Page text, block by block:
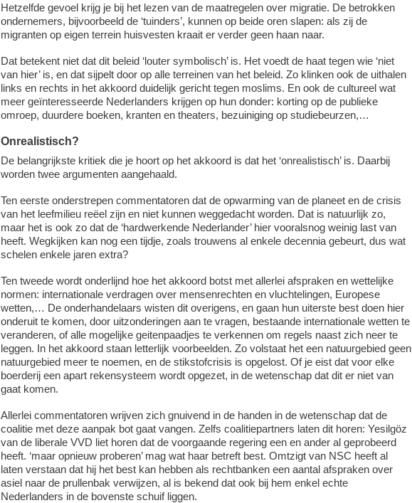
Hetzelfde gevoel krijg je bij het lezen van de maatregelen over migratie. De betrokken
ondernemers, bijvoorbeeld de ‘tuinders’, kunnen op beide oren slapen: als zij de
migranten op eigen terrein huisvesten kraait er verder geen haan naar.
Dat betekent niet dat dit beleid ‘louter symbolisch’ is. Het voedt de haat tegen wie ‘niet
van hier’ is, en dat sijpelt door op alle terreinen van het beleid. Zo klinken ook de uithalen
links en rechts in het akkoord duidelijk gericht tegen moslims. En ook de cultureel wat
meer geïnteresseerde Nederlanders krijgen op hun donder: korting op de publieke
omroep, duurdere boeken, kranten en theaters, bezuiniging op studiebeurzen,…
Onrealistisch?
De belangrijkste kritiek die je hoort op het akkoord is dat het ‘onrealistisch’ is. Daarbij
worden twee argumenten aangehaald.
Ten eerste onderstrepen commentatoren dat de opwarming van de planeet en de crisis
van het leefmilieu reëel zijn en niet kunnen weggedacht worden. Dat is natuurlijk zo,
maar het is ook zo dat de ‘hardwerkende Nederlander’ hier vooralsnog weinig last van
heeft. Wegkijken kan nog een tijdje, zoals trouwens al enkele decennia gebeurt, dus wat
schelen enkele jaren extra?
Ten tweede wordt onderlijnd hoe het akkoord botst met allerlei afspraken en wettelijke
normen: internationale verdragen over mensenrechten en vluchtelingen, Europese
wetten,… De onderhandelaars wisten dit overigens, en gaan hun uiterste best doen hier
onderuit te komen, door uitzonderingen aan te vragen, bestaande internationale wetten te
veranderen, of alle mogelijke geitenpaadjes te verkennen om regels naast zich neer te
leggen. In het akkoord staan letterlijk voorbeelden. Zo volstaat het een natuurgebied geen
natuurgebied meer te noemen, en de stikstofcrisis is opgelost. Of je eist dat voor elke
boerderij een apart rekensysteem wordt opgezet, in de wetenschap dat dit er niet van
gaat komen.
Allerlei commentatoren wrijven zich gnuivend in de handen in de wetenschap dat de
coalitie met deze aanpak bot gaat vangen. Zelfs coalitiepartners laten dit horen: Yesilgöz
van de liberale VVD liet horen dat de voorgaande regering een en ander al geprobeerd
heeft. ‘maar opnieuw proberen’ mag wat haar betreft best. Omtzigt van NSC heeft al
laten verstaan dat hij het best kan hebben als rechtbanken een aantal afspraken over
asiel naar de prullenbak verwijzen, al is bekend dat ook bij hem enkel echte
Nederlanders in de bovenste schuif liggen.